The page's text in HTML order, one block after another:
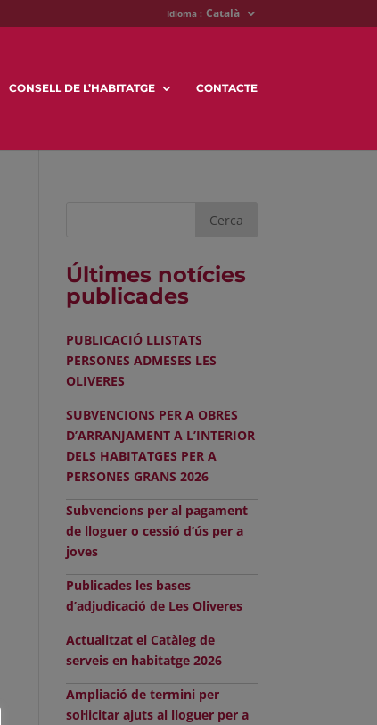
Idioma : Català
CONSELL DE L’HABITATGE CONTACTE
Últimes notícies
publicades
PUBLICACIÓ LLISTATS
PERSONES ADMESES LES
OLIVERES
SUBVENCIONS PER A OBRES
D’ARRANJAMENT A L’INTERIOR
DELS HABITATGES PER A
PERSONES GRANS 2026
Subvencions per al pagament
de lloguer o cessió d’ús per a
joves
Publicades les bases
d’adjudicació de Les Oliveres
Actualitzat el Catàleg de
serveis en habitatge 2026
Ampliació de termini per
sol·licitar ajuts al lloguer per a